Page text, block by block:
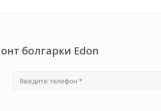
болгарки Edon